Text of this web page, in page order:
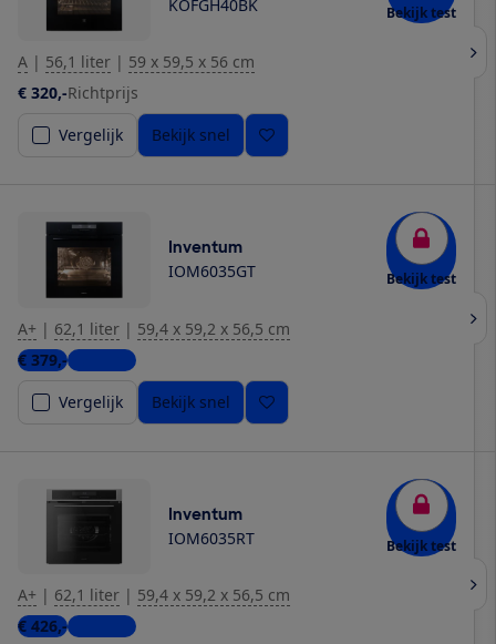
KOFGH40BK Bekijk test
A | 56,1 liter | 59 x 59,5 x 56 cm
€ 320,-Richtprijs
Vergelijk
Bekijk snel
Inventum
IOM6035GT Bekijk test
A+ | 62,1 liter | 59,4 x 59,2 x 56,5 cm
€ 379,-5 winkels
Vergelijk
Bekijk snel
Inventum
IOM6035RT Bekijk test
A+ | 62,1 liter | 59,4 x 59,2 x 56,5 cm
€ 426,-4 winkels